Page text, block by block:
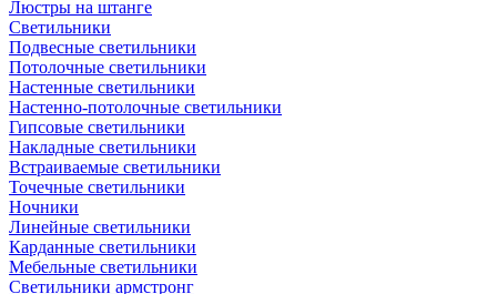
Люстры на штанге
Светильники
Подвесные светильники
Потолочные светильники
Настенные светильники
Настенно-потолочные светильники
Гипсовые светильники
Накладные светильники
Встраиваемые светильники
Точечные светильники
Ночники
Линейные светильники
Карданные светильники
Мебельные светильники
Светильники армстронг